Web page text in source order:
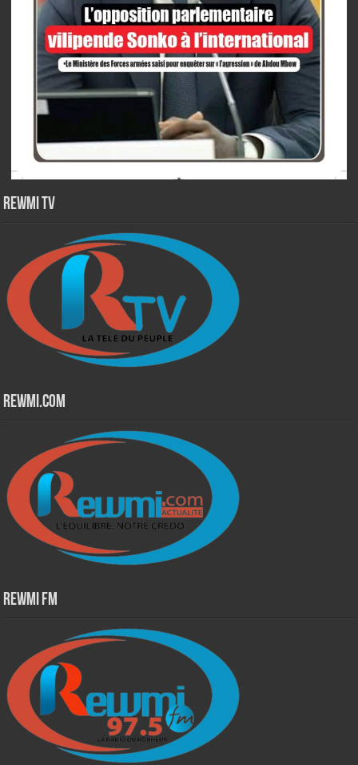
Rewmi TV
Rewmi.Com
Rewmi Fm